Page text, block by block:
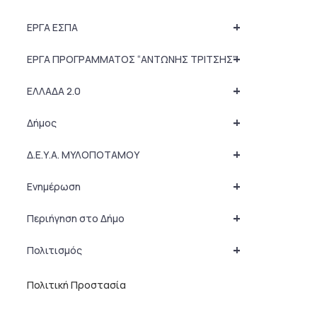
+
ΕΡΓΑ ΕΣΠΑ
+
ΕΡΓΑ ΠΡΟΓΡΑΜΜΑΤΟΣ “ΑΝΤΩΝΗΣ ΤΡΙΤΣΗΣ”
+
ΕΛΛΑΔΑ 2.0
+
Δήμος
+
Δ.Ε.Υ.Α. ΜΥΛΟΠΟΤΑΜΟΥ
+
Ενημέρωση
+
Περιήγηση στο Δήμο
+
Πολιτισμός
Πολιτική Προστασία